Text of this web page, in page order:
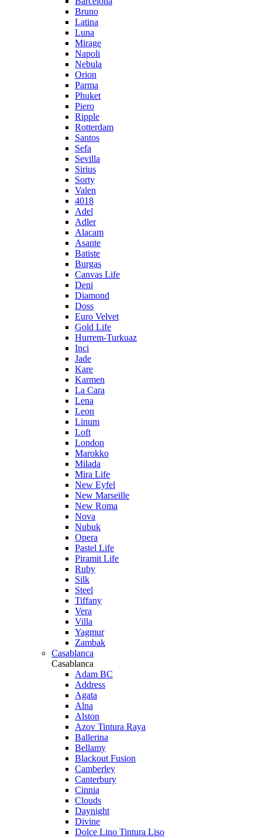
Bruno
Latina
Luna
Mirage
Napoli
Nebula
Orion
Parma
Phuket
Piero
Ripple
Rotterdam
Santos
Sefa
Sevilla
Sirius
Sorty
Valen
4018
Adel
Adler
Alacam
Asante
Batiste
Burgas
Canvas Life
Deni
Diamond
Doss
Euro Velvet
Gold Life
Hurrem-Turkuaz
Inci
Jade
Kare
Karmen
La Cara
Lena
Leon
Linum
Loft
London
Marokko
Milada
Mira Life
New Eyfel
New Marseille
New Roma
Nova
Nubuk
Opera
Pastel Life
Piramit Life
Ruby
Silk
Steel
Tiffany
Vera
Villa
Yagmur
Zambak
Casablanca
Casablanca
Adam BC
Address
Agata
Alna
Alston
Azov Tintura Raya
Ballerina
Bellamy
Blackout Fusion
Camberley
Canterbury
Cinnia
Clouds
Daynight
Divine
Dolce Lino Tintura Liso